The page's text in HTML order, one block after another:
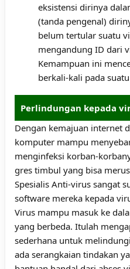
eksistensi dirinya
(tanda pengenal)
belum tertular suatu
mengandung ID dari
Kemampuan ini
berkali-kali pada
Perlindungan kepada
Dengan kemajuan internet
komputer mampu
menginfeksi korban-
gres timbul yang bisa
Spesialis Anti-virus sangat
software mereka kepada
Virus mampu masuk ke
yang berbeda. Itulah
sederhana untuk
ada serangkaian tindakan